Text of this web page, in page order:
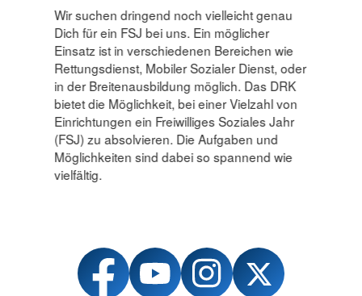
Wir suchen dringend noch vielleicht genau
Dich für ein FSJ bei uns. Ein möglicher
Einsatz ist in verschiedenen Bereichen wie
Rettungsdienst, Mobiler Sozialer Dienst, oder
in der Breitenausbildung möglich. Das DRK
bietet die Möglichkeit, bei einer Vielzahl von
Einrichtungen ein Freiwilliges Soziales Jahr
(FSJ) zu absolvieren. Die Aufgaben und
Möglichkeiten sind dabei so spannend wie
vielfältig.